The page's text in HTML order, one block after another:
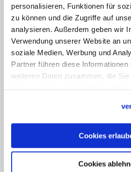
personalisieren, Funktionen für
zu können und die Zugriffe auf
analysieren. Außerdem geben wir
Verwendung unserer Website an
soziale Medien, Werbung und
Partner führen diese
weiteren Daten zusammen, die
Cookies
Cookies
"Wir haben auf eure
und dafür gebetet. Und
Anwesenheit uns
sie wird viele Familien
bringen", grüßte
Palmsonntagsprozession.
als "Heimat aller Völker"
Heimat. Die Prozession
Vielfalt an Teilnehmern
nur Erinnerung an die